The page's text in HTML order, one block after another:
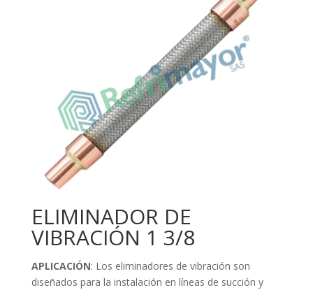
ELIMINADOR DE
VIBRACIÓN 1 3/8
APLICACIÓN: Los eliminadores de vibración son
diseñados para la instalación en líneas de succión y